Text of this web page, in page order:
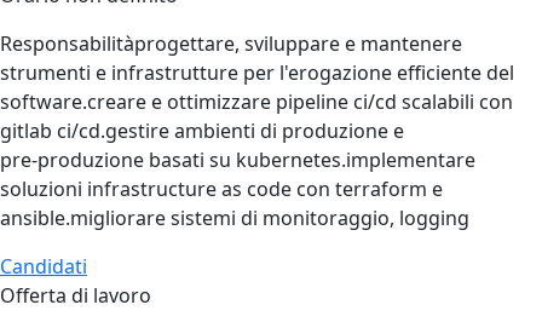
Responsabilitàprogettare, sviluppare e mantenere
strumenti e infrastrutture per l'erogazione efficiente del
software.creare e ottimizzare pipeline ci/cd scalabili con
gitlab ci/cd.gestire ambienti di produzione e
pre‑produzione basati su kubernetes.implementare
soluzioni infrastructure as code con terraform e
ansible.migliorare sistemi di monitoraggio, logging
Candidati
Offerta di lavoro